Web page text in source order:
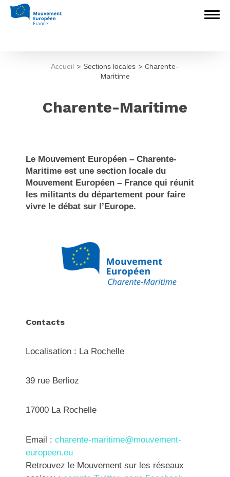
Accueil > Sections locales > Charente-
Maritime
Charente-Maritime
Le Mouvement Européen – Charente-
Maritime est une section locale du
Mouvement Européen – France qui réunit
les militants du département pour faire
vivre le débat sur l’Europe.
Contacts
Localisation : La Rochelle
39 rue Berlioz
17000 La Rochelle
Email :charente-maritime@mouvement-
europeen.eu
Retrouvez le Mouvement sur les réseaux